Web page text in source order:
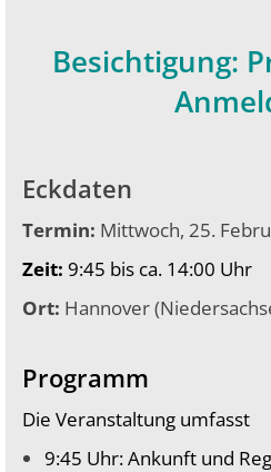
Besichtigung:
Eckdaten
Termin: Mittwoch, 25.
Zeit: 9:45 bis ca. 14:00 Uhr
Ort: Hannover
Programm
Die Veranstaltung umfasst
9:45 Uhr: Ankunft und